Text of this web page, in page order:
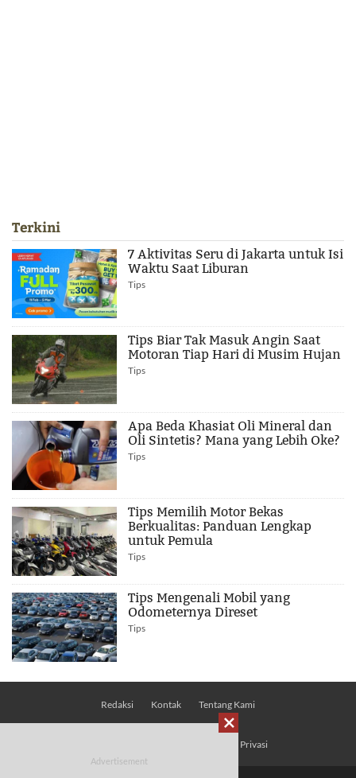
Terkini
7 Aktivitas Seru di Jakarta untuk Isi
Waktu Saat Liburan
Tips
Tips Biar Tak Masuk Angin Saat
Motoran Tiap Hari di Musim Hujan
Tips
Apa Beda Khasiat Oli Mineral dan
Oli Sintetis? Mana yang Lebih Oke?
Tips
Tips Memilih Motor Bekas
Berkualitas: Panduan Lengkap
untuk Pemula
Tips
Tips Mengenali Mobil yang
Odometernya Direset
Tips
Redaksi Kontak Tentang Kami
Kebijakan Privasi
